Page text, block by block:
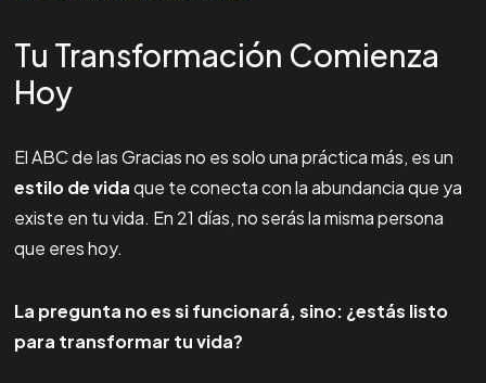
Tu Transformación Comienza
Hoy
El ABC de las Gracias no es solo una práctica más, es un
estilo de vidaque te conecta con la abundancia que ya
existe en tu vida. En 21 días, no serás la misma persona
que eres hoy.
La pregunta no es si funcionará, sino: ¿estás listo
para transformar tu vida?